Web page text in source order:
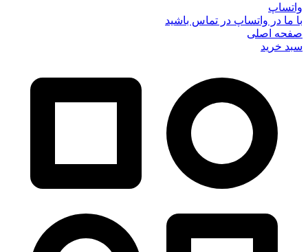
واتساپ
با ما در واتساپ در تماس باشید
صفحه اصلی
سبد خرید